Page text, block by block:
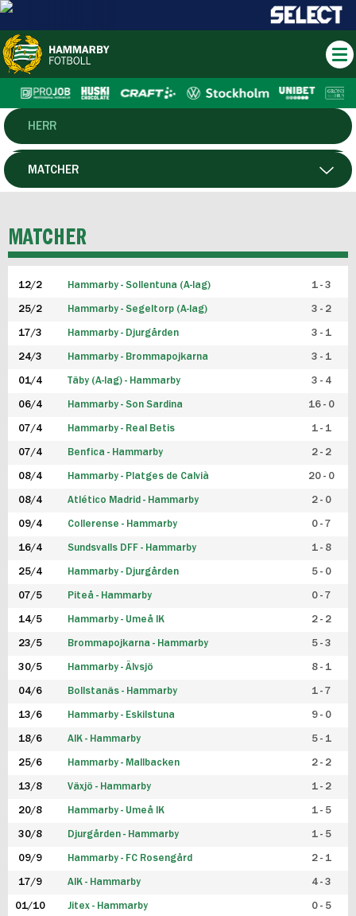
HERR
DAM
P19
F19
FUTSAL HERR
FUTSAL DAM
MATCHER
MATCHER
12/2 Hammarby - Sollentuna (A-lag) 1 - 3
25/2 Hammarby - Segeltorp (A-lag) 3 - 2
17/3 Hammarby - Djurgården 3 - 1
24/3 Hammarby - Brommapojkarna 3 - 1
01/4 Täby (A-lag) - Hammarby 3 - 4
06/4 Hammarby - Son Sardina 16 - 0
07/4 Hammarby - Real Betis 1 - 1
07/4 Benfica - Hammarby 2 - 2
08/4 Hammarby - Platges de Calvià 20 - 0
08/4 Atlético Madrid - Hammarby 2 - 0
09/4 Collerense - Hammarby 0 - 7
16/4 Sundsvalls DFF - Hammarby 1 - 8
25/4 Hammarby - Djurgården 5 - 0
07/5 Piteå - Hammarby 0 - 7
14/5 Hammarby - Umeå IK 2 - 2
23/5 Brommapojkarna - Hammarby 5 - 3
30/5 Hammarby - Älvsjö 8 - 1
04/6 Bollstanäs - Hammarby 1 - 7
13/6 Hammarby - Eskilstuna 9 - 0
18/6 AIK - Hammarby 5 - 1
25/6 Hammarby - Mallbacken 2 - 2
13/8 Växjö - Hammarby 1 - 2
20/8 Hammarby - Umeå IK 1 - 5
30/8 Djurgården - Hammarby 1 - 5
09/9 Hammarby - FC Rosengård 2 - 1
17/9 AIK - Hammarby 4 - 3
01/10 Jitex - Hammarby 0 - 5